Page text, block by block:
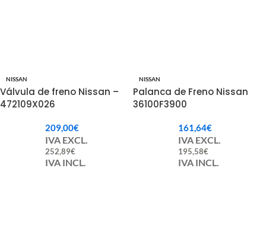
NISSAN
Válvula de freno Nissan –
472109X026
209,00€
IVA EXCL.
252,89€
IVA INCL.
NISSAN
Palanca de Freno Nissan
36100F3900
161,64€
IVA EXCL.
195,58€
IVA INCL.